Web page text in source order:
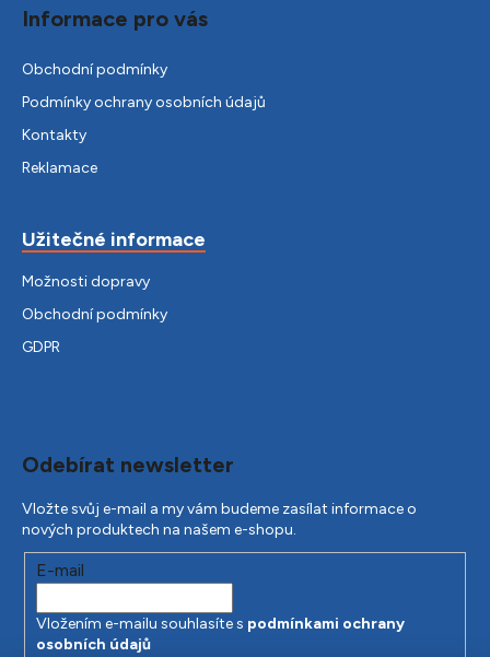
Informace pro vás
Obchodní podmínky
Podmínky ochrany osobních údajů
Kontakty
Reklamace
Užitečné informace
Možnosti dopravy
Obchodní podmínky
GDPR
Odebírat newsletter
Vložte svůj e-mail a my vám budeme zasílat informace o
nových produktech na našem e-shopu.
E-mail
Vložením e-mailu souhlasíte s podmínkami ochrany
osobních údajů